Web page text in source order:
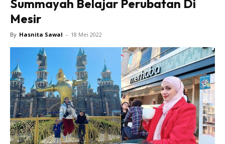
Summayah Belajar Perubatan Di
Mesir
By Hasnita Sawal - 18 Mei 2022